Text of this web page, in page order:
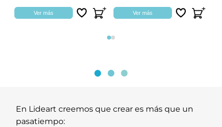
Ver más Ver más
Página 1
Página 2
En Lideart creemos que crear es más que un
pasatiempo: